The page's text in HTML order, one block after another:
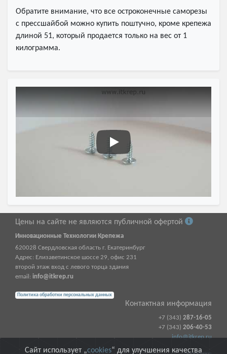
Обратите внимание, что все остроконечные саморезы
с прессшайбой можно купить поштучно, кроме крепежа
длиной 51, который продается только на вес от 1
килограмма.
Саморез с прессшайбой
Цены на сайте не являются публичной офертой
Инновационные Технологии Крепежа
620028 Свердловская область г. Екатеринбург
Адрес: Елизаветинское шоссе 29, офис 231
второй этаж вход с левого торца здания
email: info@itkrep.ru
Политика обработки персональных данных
Контактная информация
+7 (343) 287-16-05
+7 (343) 206-40-53
info@itkrep.ru
Сайт использует „cookies“ для улучшения качества